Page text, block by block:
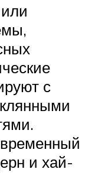
с
и хай-